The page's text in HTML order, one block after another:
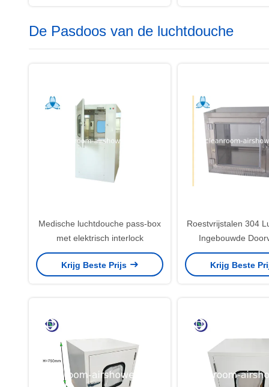
De Pasdoos van de luchtdouche
Medische luchtdouche pass-box
met elektrisch interlock
Krijg Beste Prijs
Roestvrijstalen 304
Ingebouwde
Krijg Beste